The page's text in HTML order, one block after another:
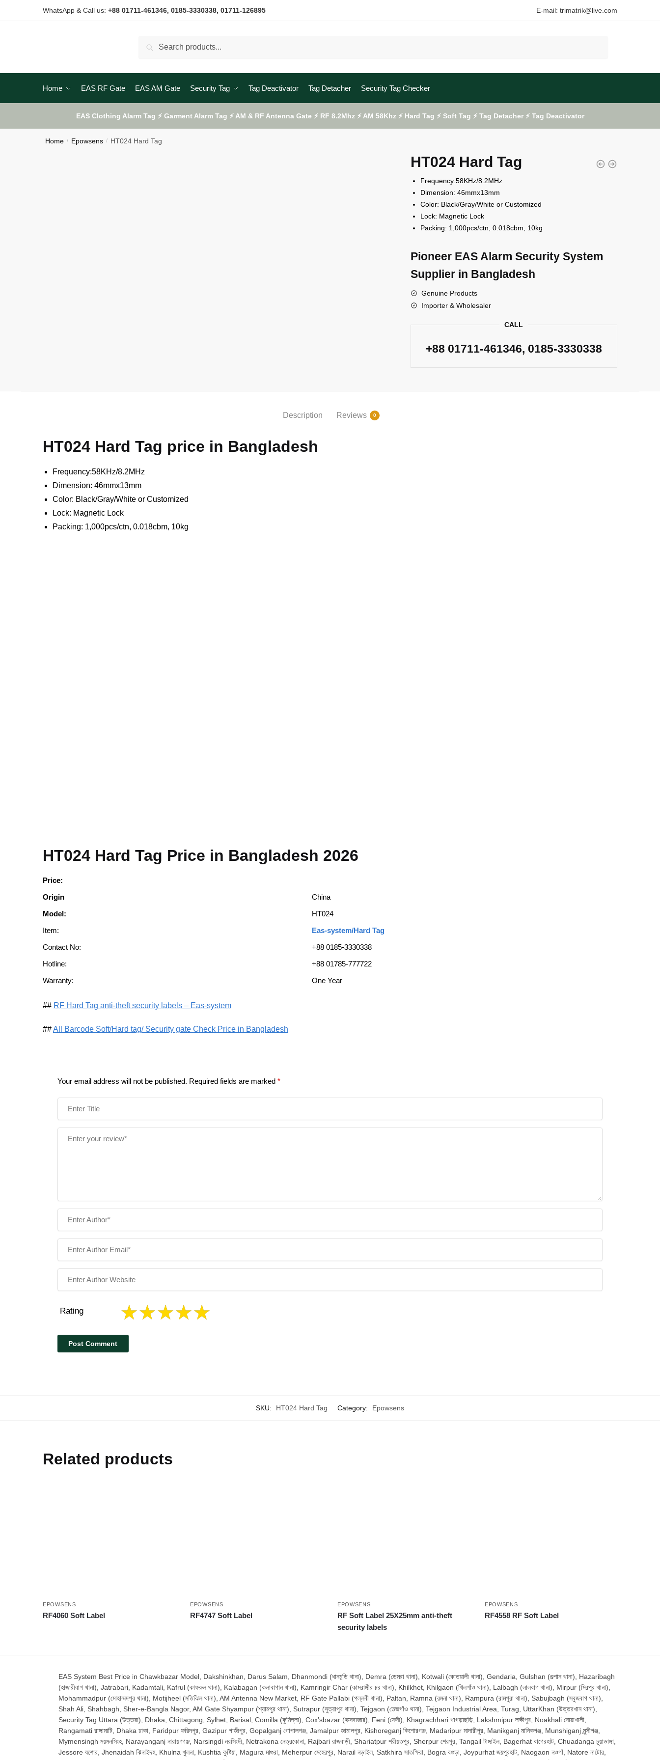
WhatsApp & Call us: +88 01711-461346, 0185-3330338, 01711-126895 E-mail: trimatrik@live.com
Search
Home EAS RF Gate EAS AM Gate Security Tag Tag Deactivator Tag Detacher Security Tag Checker
EAS Clothing Alarm Tag ⚡ Garment Alarm Tag ⚡ AM & RF Antenna Gate ⚡ RF 8.2Mhz ⚡ AM 58Khz ⚡ Hard Tag ⚡ Soft Tag ⚡ Tag Detacher ⚡ Tag Deactivator
Home / Epowsens / HT024 Hard Tag
HT024 Hard Tag
Frequency:58KHz/8.2MHz
Dimension: 46mmx13mm
Color: Black/Gray/White or Customized
Lock: Magnetic Lock
Packing: 1,000pcs/ctn, 0.018cbm, 10kg
Pioneer EAS Alarm Security System
Supplier in Bangladesh
Genuine Products
Importer & Wholesaler
CALL
+88 01711-461346, 0185-3330338
Description Reviews 0
HT024 Hard Tag price in Bangladesh
Frequency:58KHz/8.2MHz
Dimension: 46mmx13mm
Color: Black/Gray/White or Customized
Lock: Magnetic Lock
Packing: 1,000pcs/ctn, 0.018cbm, 10kg
HT024 Hard Tag Price in Bangladesh 2026
Price:
Origin
China
Model:
HT024
Item:
Eas-system/Hard Tag
Contact No:
+88 0185-3330338
Hotline:
+88 01785-777722
Warranty:
One Year
## RF Hard Tag anti-theft security labels – Eas-system
##All Barcode Soft/Hard tag/ Security gate Check Price in Bangladesh
Your email address will not be published. Required fields are marked*
Rating
SKU: HT024 Hard Tag Category: Epowsens
Related products
EPOWSENS
RF4060 Soft Label
EPOWSENS
RF4747 Soft Label
EPOWSENS
RF Soft Label 25X25mm anti-theft
security labels
EPOWSENS
RF4558 RF Soft Label
EAS System Best Price in Chawkbazar Model, Dakshinkhan, Darus Salam, Dhanmondi (ধানমন্ডি থানা), Demra (ডেমরা থানা), Kotwali (কোতয়ালী থানা), Gendaria, Gulshan (গুল্শান থানা), Hazaribagh
(হাজারীবাগ থানা), Jatrabari, Kadamtali, Kafrul (কাফরুল থানা), Kalabagan (কলাবাগান থানা), Kamringir Char (কামরাঙ্গীর চর থানা), Khilkhet, Khilgaon (খিলগাঁও থানা), Lalbagh (লালবাগ থানা), Mirpur (মিরপুর থানা),
Mohammadpur (মোহাম্মদপুর থানা), Motijheel (মতিঝিল থানা), AM Antenna New Market, RF Gate Pallabi (পল্লবী থানা), Paltan, Ramna (রমনা থানা), Rampura (রামপুরা থানা), Sabujbagh (সবুজবাগ থানা),
Shah Ali, Shahbagh, Sher-e-Bangla Nagor, AM Gate Shyampur (শ্যামপুর থানা), Sutrapur (সুত্রাপুর থানা), Tejgaon (তেজগাঁও থানা), Tejgaon Industrial Area, Turag, UttarKhan (উত্তরখান থানা),
Security Tag Uttara (উত্তরা), Dhaka, Chittagong, Sylhet, Barisal, Comilla (কুমিল্লা), Cox’sbazar (কক্সবাজার), Feni (ফেনী), Khagrachhari খাগড়াছড়ি, Lakshmipur লক্ষীপুর, Noakhali নোয়াখালী,
Rangamati রাঙ্গামাটি, Dhaka ঢাকা, Faridpur ফরিদপুর, Gazipur গাজীপুর, Gopalganj গোপালগঞ্জ, Jamalpur জামালপুর, Kishoreganj কিশোরগঞ্জ, Madaripur মাদারীপুর, Manikganj মানিকগঞ্জ, Munshiganj মুন্সীগঞ্জ,
Mymensingh ময়মনসিংহ, Narayanganj নারায়ণগঞ্জ, Narsingdi নরসিংদী, Netrakona নেত্রকোনা, Rajbari রাজবাড়ী, Shariatpur শরীয়তপুর, Sherpur শেরপুর, Tangail টাঙ্গাইল, Bagerhat বাগেরহাট, Chuadanga চুয়াডাঙ্গা,
Jessore যশোর, Jhenaidah ঝিনাইদহ, Khulna খুলনা, Kushtia কুষ্টিয়া, Magura মাগুরা, Meherpur মেহেরপুর, Narail নড়াইল, Satkhira সাতক্ষিরা, Bogra বগুড়া, Joypurhat জয়পুরহাট, Naogaon নওগাঁ, Natore নাটোর,